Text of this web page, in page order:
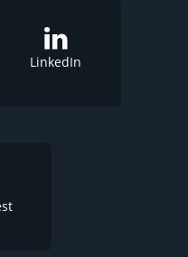
LinkedIn